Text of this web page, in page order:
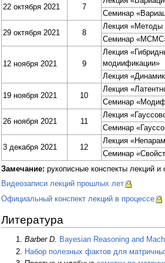
22 октября 2021 7
Семинар
29 октября 2021 8
Лекция «Методы
Семинар
12 ноября 2021 9
Лекция
модиификации»
Лекция
19 ноября 2021 10
Лекция
Семинар
26 ноября 2021 11
Лекция
Семинар
3 декабря 2021 12
Лекция
Семинар
Замечание: рукописные конспекты лекций
Видеозаписи лекций прошлых лет
Официальный конспект лекций в процессе
Литература
Barber D. Bayesian Reasoning and
Набор полезных фактов для